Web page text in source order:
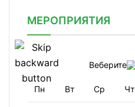
МЕРОПРИЯТИЯ
Веберите
Пн Вт Ср Чт